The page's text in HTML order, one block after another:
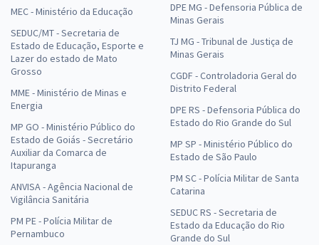
MEC - Ministério da Educação
SEDUC/MT - Secretaria de
Estado de Educação, Esporte e
Lazer do estado de Mato
Grosso
MME - Ministério de Minas e
Energia
MP GO - Ministério Público do
Estado de Goiás - Secretário
Auxiliar da Comarca de
Itapuranga
ANVISA - Agência Nacional de
Vigilância Sanitária
PM PE - Polícia Militar de
Pernambuco
DPE MG - Defensoria Pública de
Minas Gerais
TJ MG - Tribunal de Justiça de
Minas Gerais
CGDF - Controladoria Geral do
Distrito Federal
DPE RS - Defensoria Pública do
Estado do Rio Grande do Sul
MP SP - Ministério Público do
Estado de São Paulo
PM SC - Polícia Militar de Santa
Catarina
SEDUC RS - Secretaria de
Estado da Educação do Rio
Grande do Sul